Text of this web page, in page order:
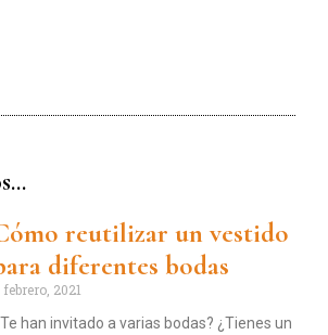
reutilizar un vestido
diferentes bodas
febrero, 2021
han invitado a varias bodas? ¿Tienes un